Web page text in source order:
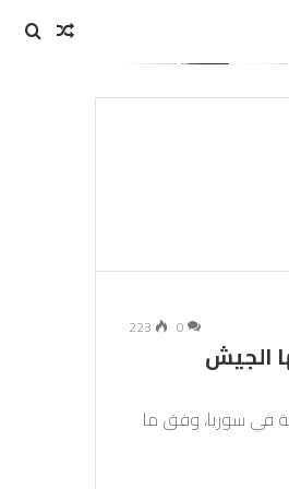
مقال
0
223
الجيش
في سوريا، وفق ما